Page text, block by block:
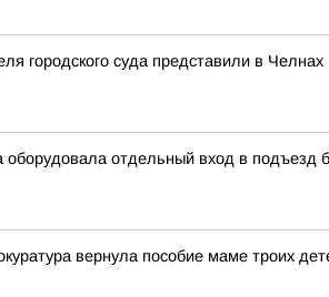
городского суда представили в Челнах
отдельный вход в подъезд
вернула пособие маме троих